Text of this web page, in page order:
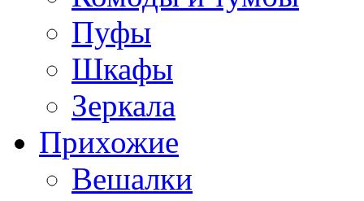
Пуфы
Шкафы
Зеркала
Прихожие
Вешалки